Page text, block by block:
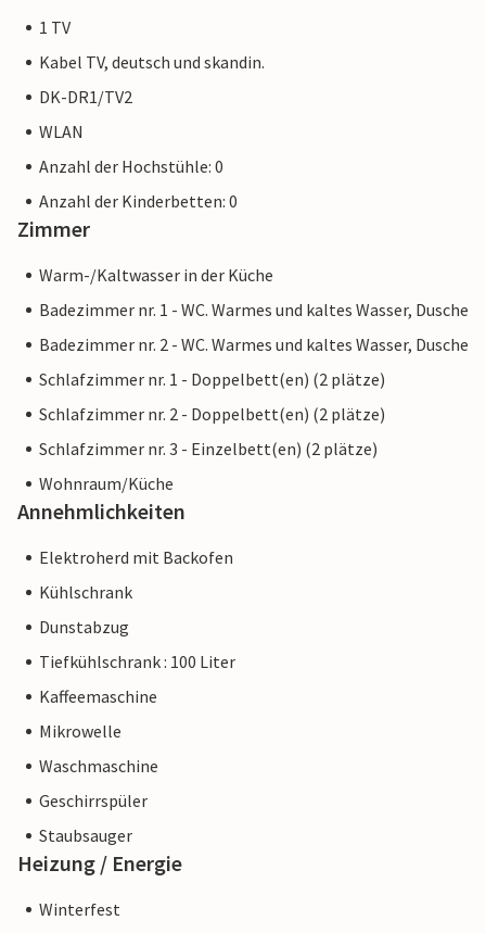
1 TV
Kabel TV, deutsch und skandin.
DK-DR1/TV2
WLAN
Anzahl der Hochstühle: 0
Anzahl der Kinderbetten: 0
Zimmer
Warm-/Kaltwasser in der Küche
Badezimmer nr. 1 - WC. Warmes und kaltes Wasser, Dusche
Badezimmer nr. 2 - WC. Warmes und kaltes Wasser, Dusche
Schlafzimmer nr. 1 - Doppelbett(en) (2 plätze)
Schlafzimmer nr. 2 - Doppelbett(en) (2 plätze)
Schlafzimmer nr. 3 - Einzelbett(en) (2 plätze)
Wohnraum/Küche
Annehmlichkeiten
Elektroherd mit Backofen
Kühlschrank
Dunstabzug
Tiefkühlschrank : 100 Liter
Kaffeemaschine
Mikrowelle
Waschmaschine
Geschirrspüler
Staubsauger
Heizung / Energie
Winterfest